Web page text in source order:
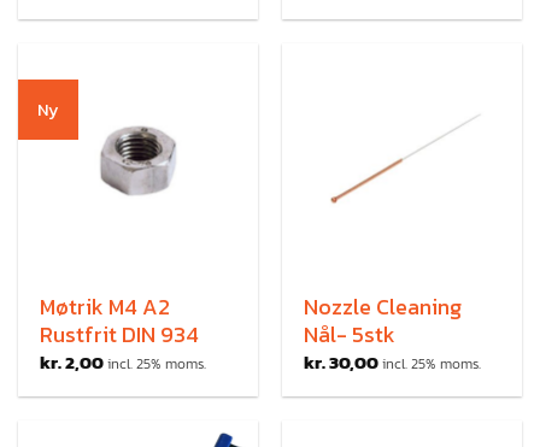
Ny
Møtrik M4 A2
Rustfrit DIN 934
kr.2,00incl. 25% moms.
Nozzle Cleaning
Nål- 5stk
kr.30,00incl. 25% moms.